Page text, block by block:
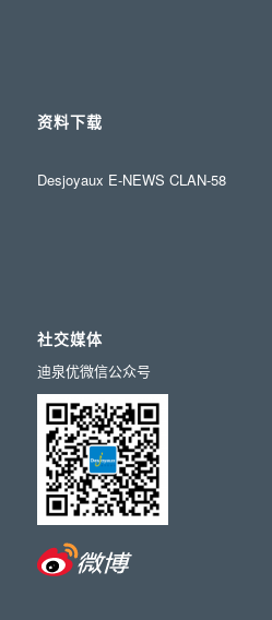
资料下载
Desjoyaux E-NEWS CLAN-58
社交媒体
迪泉优微信公众号